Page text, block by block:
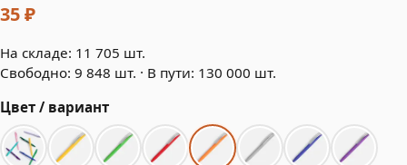
35 ₽
На складе: 11 705 шт.
Свободно: 9 848 шт. · В пути: 130 000 шт.
Цвет / вариант